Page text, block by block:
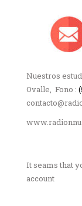
Nuestros
Ovalle, Fono :
It seams that
account